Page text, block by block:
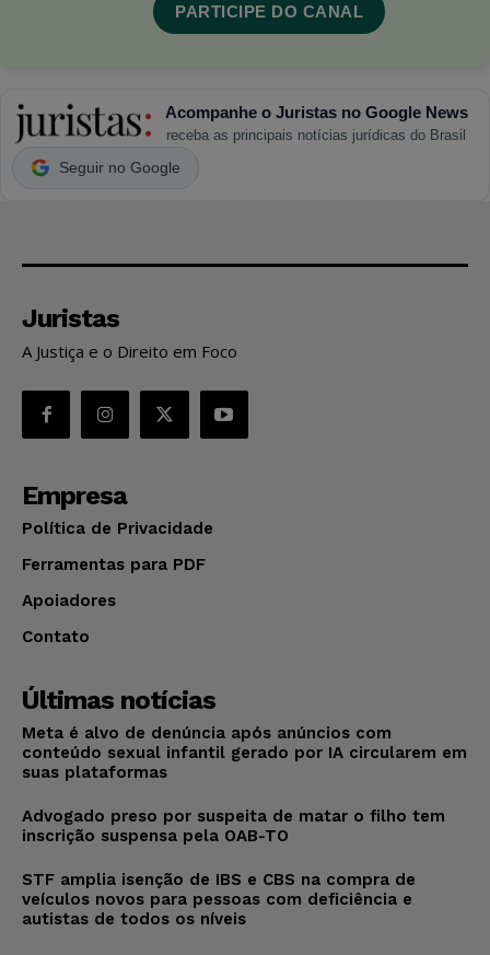
PARTICIPE DO CANAL
Acompanhe o Juristas no Google News
receba as principais notícias jurídicas do Brasil
Seguir no Google
Juristas
A Justiça e o Direito em Foco
Empresa
Política de Privacidade
Ferramentas para PDF
Apoiadores
Contato
Últimas notícias
Meta é alvo de denúncia após anúncios com
conteúdo sexual infantil gerado por IA circularem em
suas plataformas
Advogado preso por suspeita de matar o filho tem
inscrição suspensa pela OAB-TO
STF amplia isenção de IBS e CBS na compra de
veículos novos para pessoas com deficiência e
autistas de todos os níveis